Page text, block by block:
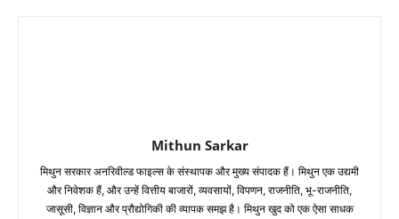
Mithun Sarkar
मिथुन सरकार अनरिवील्ड फाइल्स के संस्थापक और मुख्य संपादक हैं। मिथुन एक उद्यमी
और निवेशक हैं, और उन्हें वित्तीय बाजारों, व्यवसायों, विपणन, राजनीति, भू-राजनीति,
जासूसी, विज्ञान और प्रौद्योगिकी की व्यापक समझ है। मिथुन खुद को एक ऐसा साधक